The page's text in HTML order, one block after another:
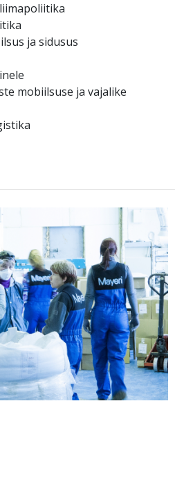
ja sidusus
mobiilsuse ja vajalike